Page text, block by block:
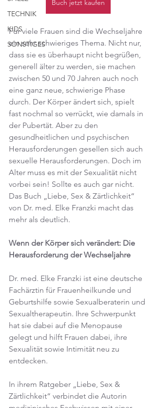
TECHNIK
KIDS
SONSTIGES
Buch jetzt kaufen
Für viele Frauen sind die Wechseljahre
ein sehr schwieriges Thema. Nicht nur,
dass sie es überhaupt nicht begrüßen,
generell älter zu werden, sie machen
zwischen 50 und 70 Jahren auch noch
eine ganz neue, schwierige Phase
durch. Der Körper ändert sich, spielt
fast nochmal so verrückt, wie damals in
der Pubertät. Aber zu den
gesundheitlichen und psychischen
Herausforderungen gesellen sich auch
sexuelle Herausforderungen. Doch im
Alter muss es mit der Sexualität nicht
vorbei sein! Sollte es auch gar nicht.
Das Buch „Liebe, Sex & Zärtlichkeit“
von Dr. med. Elke Franzki macht das
mehr als deutlich.
Wenn der Körper sich verändert: Die
Herausforderung der Wechseljahre
Dr. med. Elke Franzki ist eine deutsche
Fachärztin für Frauenheilkunde und
Geburtshilfe sowie Sexualberaterin und
Sexualtherapeutin. Ihre Schwerpunkt
hat sie dabei auf die Menopause
gelegt und hilft Frauen dabei, ihre
Sexualität sowie Intimität neu zu
entdecken.
In ihrem Ratgeber „Liebe, Sex &
Zärtlichkeit“ verbindet die Autorin